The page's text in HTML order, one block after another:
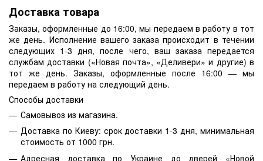
Доставка товара
Заказы, оформленные до 16:00, мы передаем в работу в тот
же день. Исполнение вашего заказа происходит в течении
следующих 1-3 дня, после чего, ваш заказа передается
службам доставки («Новая почта», «Деливери» и другие) в
тот же день. Заказы, оформленные после 16:00 — мы
передаем в работу на следующий день.
Способы доставки
Самовывоз из магазина.
Доставка по Киеву: срок доставки 1-3 дня, минимальная
стоимость от 1000 грн.
Адресная доставка по Украине до дверей «Новой